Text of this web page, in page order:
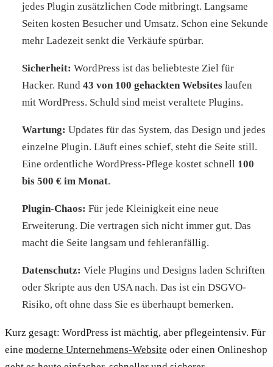
jedes Plugin zusätzlichen Code mitbringt. Langsame
Seiten kosten Besucher und Umsatz. Schon eine Sekunde
mehr Ladezeit senkt die Verkäufe spürbar.
Sicherheit: WordPress ist das beliebteste Ziel für
Hacker. Rund 43 von 100 gehackten Websites laufen
mit WordPress. Schuld sind meist veraltete Plugins.
Wartung: Updates für das System, das Design und jedes
einzelne Plugin. Läuft eines schief, steht die Seite still.
Eine ordentliche WordPress-Pflege kostet schnell 100
bis 500 € im Monat.
Plugin-Chaos: Für jede Kleinigkeit eine neue
Erweiterung. Die vertragen sich nicht immer gut. Das
macht die Seite langsam und fehleranfällig.
Datenschutz: Viele Plugins und Designs laden Schriften
oder Skripte aus den USA nach. Das ist ein DSGVO-
Risiko, oft ohne dass Sie es überhaupt bemerken.
Kurz gesagt: WordPress ist mächtig, aber pflegeintensiv. Für
eine moderne Unternehmens-Website oder einen Onlineshop